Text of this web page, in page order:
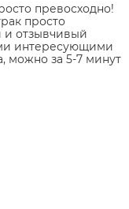
превосходно!
просто
отзывчивый
интересующими
можно за 5-7 минут